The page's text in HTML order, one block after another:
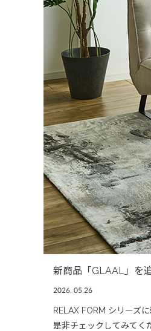
新商品「GLAAL」を
2026. 05.26
RELAX FORM シリーズ
是非チェックしてみてく